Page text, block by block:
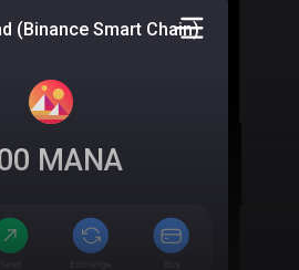
(Binance Smart Chain)
MANA